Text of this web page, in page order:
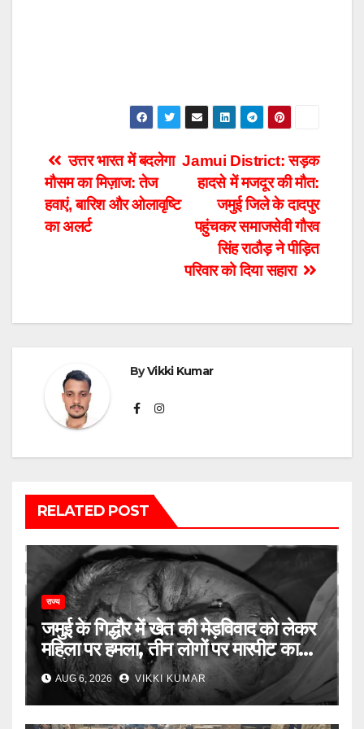
Post
navigation
Jamui District: सड़क
हादसे में मजदूर की मौत:
जमुई जिले के दादपुर
पहुंचकर समाजसेवी गौरव
सिंह राठौड़ ने पीड़ित
परिवार को दिया सहारा
उत्तर भारत में बदलेगा
मौसम का मिज़ाज: तेज
हवाएं, बारिश और ओलावृष्टि
का अलर्ट
ByVikki Kumar
RELATED POST
राज्य
जमुई के गिद्धौर में खेत की मेड़विवाद को लेकर
महिला पर हमला, तीन लोगों पर मारपीट का
आरोप
AUG 6, 2026 VIKKI KUMAR